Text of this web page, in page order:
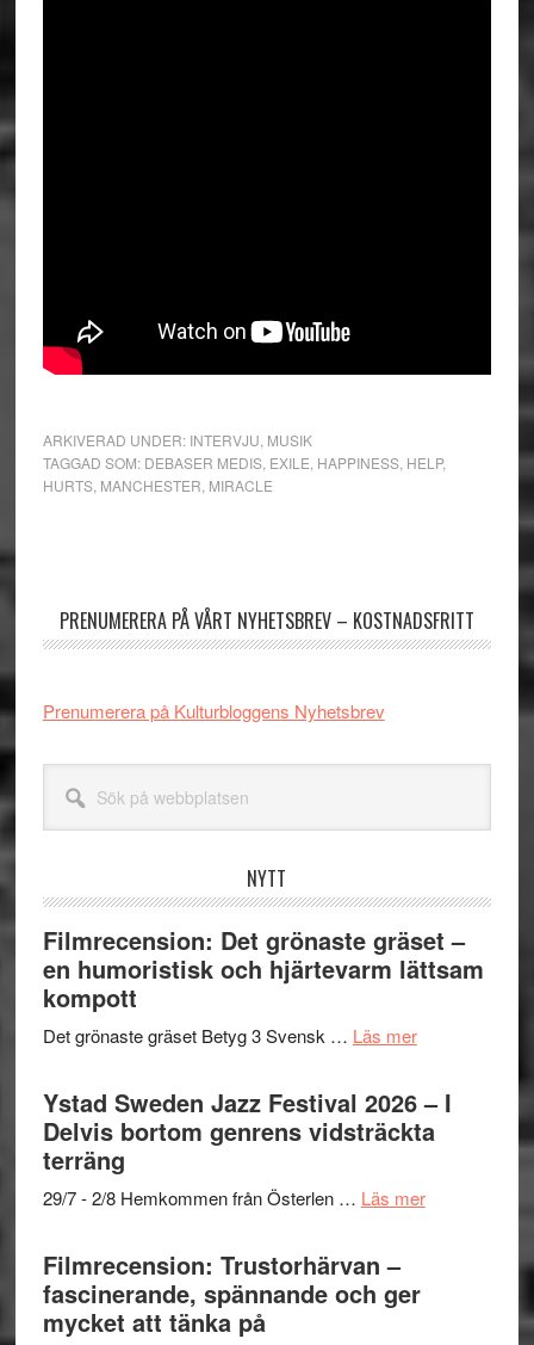
ARKIVERAD UNDER: INTERVJU MUSIK
TAGGAD SOM: DEBASER MEDIS, EXILE HAPPINESS, HELP,
HURTS, MANCHESTER MIRACLE
PRENUMERERA PÅ VÅRT NYHETSBREV – KOSTNADSFRITT
Prenumerera på Kulturbloggens Nyhetsbrev
webbplatsen
NYTT
Filmrecension: Det grönaste gräset –
en humoristisk och hjärtevarm lättsam
kompott
Det grönaste gräset Betyg 3 Svensk … Läs merom
Det
grönaste
gräset
en
hjärtevarm
Ystad Sweden Jazz Festival 2026 – I
Delvis bortom genrens vidsträckta
terräng
29/7 - 2/8 Hemkommen från Österlen … Läs merom
Filmrecension: Trustorhärvan –
fascinerande, spännande och ger
mycket att tänka på